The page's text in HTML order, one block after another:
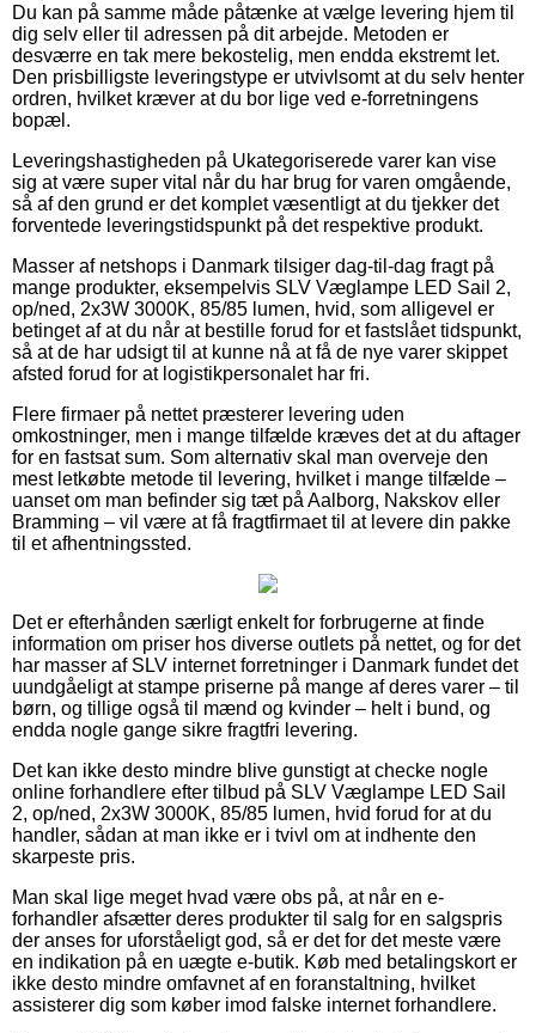
Du kan på samme måde påtænke at vælge levering hjem til
dig selv eller til adressen på dit arbejde. Metoden er
desværre en tak mere bekostelig, men endda ekstremt let.
Den prisbilligste leveringstype er utvivlsomt at du selv henter
ordren, hvilket kræver at du bor lige ved e-forretningens
bopæl.
Leveringshastigheden på Ukategoriserede varer kan vise
sig at være super vital når du har brug for varen omgående,
så af den grund er det komplet væsentligt at du tjekker det
forventede leveringstidspunkt på det respektive produkt.
Masser af netshops i Danmark tilsiger dag-til-dag fragt på
mange produkter, eksempelvis SLV Væglampe LED Sail 2,
op/ned, 2x3W 3000K, 85/85 lumen, hvid, som alligevel er
betinget af at du når at bestille forud for et fastslået tidspunkt,
så at de har udsigt til at kunne nå at få de nye varer skippet
afsted forud for at logistikpersonalet har fri.
Flere firmaer på nettet præsterer levering uden
omkostninger, men i mange tilfælde kræves det at du aftager
for en fastsat sum. Som alternativ skal man overveje den
mest letkøbte metode til levering, hvilket i mange tilfælde –
uanset om man befinder sig tæt på Aalborg, Nakskov eller
Bramming – vil være at få fragtfirmaet til at levere din pakke
til et afhentningssted.
Det er efterhånden særligt enkelt for forbrugerne at finde
information om priser hos diverse outlets på nettet, og for det
har masser af SLV internet forretninger i Danmark fundet det
uundgåeligt at stampe priserne på mange af deres varer – til
børn, og tillige også til mænd og kvinder – helt i bund, og
endda nogle gange sikre fragtfri levering.
Det kan ikke desto mindre blive gunstigt at checke nogle
online forhandlere efter tilbud på SLV Væglampe LED Sail
2, op/ned, 2x3W 3000K, 85/85 lumen, hvid forud for at du
handler, sådan at man ikke er i tvivl om at indhente den
skarpeste pris.
Man skal lige meget hvad være obs på, at når en e-
forhandler afsætter deres produkter til salg for en salgspris
der anses for uforståeligt god, så er det for det meste være
en indikation på en uægte e-butik. Køb med betalingskort er
ikke desto mindre omfavnet af en foranstaltning, hvilket
assisterer dig som køber imod falske internet forhandlere.